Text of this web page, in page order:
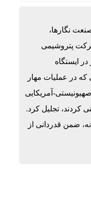
نگارها،
پتروشیمی
ایستگاه
که در عملیات مهار
آمریکایی
کردند، تجلیل کرد.
ضمن قدردانی از